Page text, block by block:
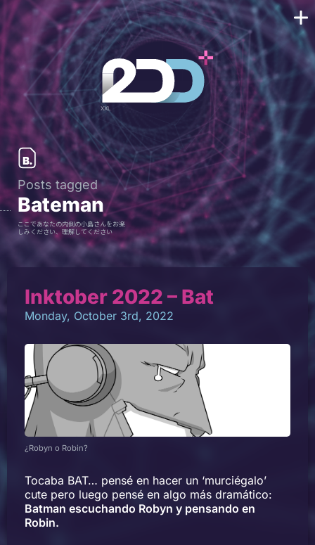
Posts tagged
Bateman
ここであなたの内側の小島さんをお楽
しみください、理解してください
Inktober 2022 – Bat
Monday, October 3rd, 2022
¿Robyn o Robin?
Tocaba BAT… pensé en hacer un ‘murciégalo’
cute pero luego pensé en algo más dramático:
Batman escuchando Robyn y pensando en
Robin.